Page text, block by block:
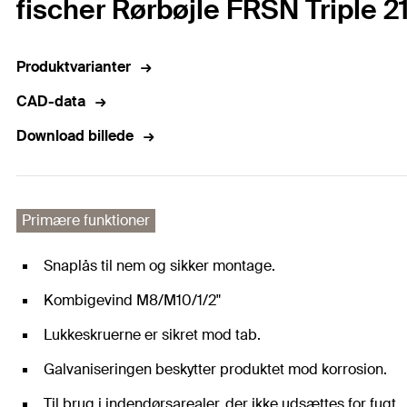
fischer Rørbøjle FRSN Triple
Produktvarianter
CAD-data
Download billede
Primære funktioner
Snaplås til nem og sikker montage.
Kombigevind M8/M10/1/2"
Lukkeskruerne er sikret mod tab.
Galvaniseringen beskytter produktet mod korrosion.